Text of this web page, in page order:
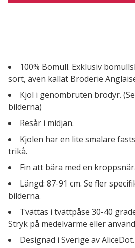
100% Bomull. Exklusiv
sort, även kallat Broderie
Kjol i genombruten brodyr.
bilderna)
Resår i midjan.
Kjolen har en lite smalare
trikå.
Fin att bära med en
Längd: 87-91 cm. Se fler
bilderna.
Tvättas i tvättpåse 30-40
Stryk på medelvärme eller
Designad i Sverige av